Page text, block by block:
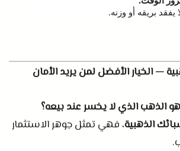
يفقد بريقه أو وزنه.
— الخيار الأفضل لمن يريد الأمان
الذهب الذي لا يخسر عند بيعه؟
الذهبية، فهي تمثل جوهر الاستثمار
.